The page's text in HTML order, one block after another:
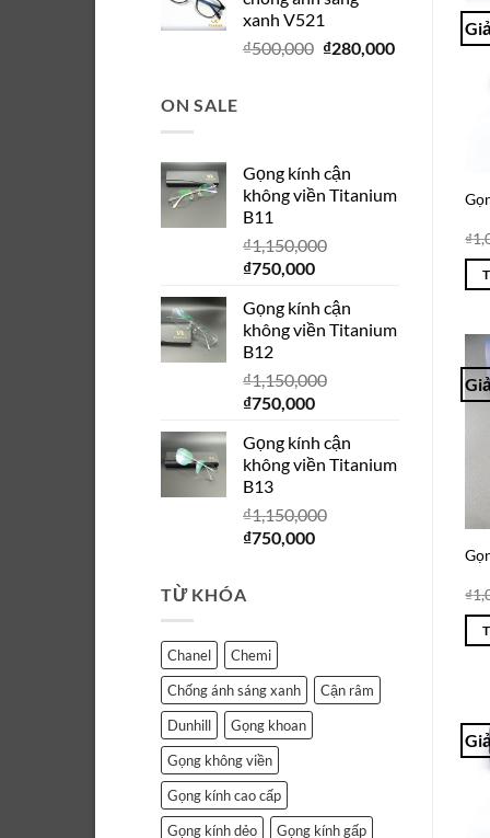
₫150,000.
xanh V521
₫500,000 Giá
₫280,000Giá
ON SALE
Gọng kính cận
không viền Titanium
B11
₫1,150,000
Giá
là:
₫1,150,000.
₫750,000Giá
tại
là:
Gọng kính cận
không viền Titanium
B12
₫1,150,000
Giá
là:
₫1,150,000.
₫750,000Giá
tại
là:
Gọng kính cận
không viền Titanium
B13
₫1,150,000
Giá
₫1,150,000.
₫750,000Giá
TỪ KHÓA
Chanel
Chemi
Chống ánh sáng xanh
Cận râm
Dunhill
Gọng khoan
Gọng không viền
Gọng kính cao cấp
Gọng kính dẻo
Gọng kính gấp
₫
₫